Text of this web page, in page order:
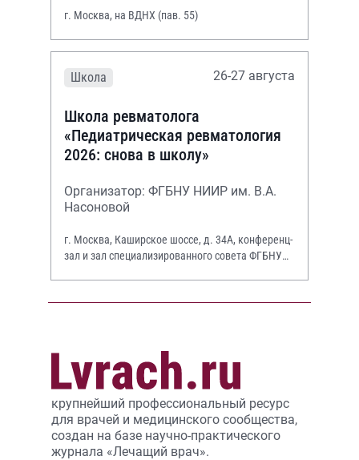
г. Москва, на ВДНХ (пав. 55)
Школа 26-27 августа
Школа ревматолога
«Педиатрическая ревматология
2026: снова в школу»
Организатор: ФГБНУ НИИР им. В.А.
Насоновой
г. Москва, Каширское шоссе, д. 34А, конференц-
зал и зал специализированного совета ФГБНУ
крупнейший профессиональный ресурс
для врачей и медицинского сообщества,
создан на базе научно-практического
журнала «Лечащий врач».